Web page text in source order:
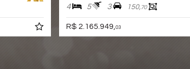
4 5 3 150,70
R$ 2.165.949,03